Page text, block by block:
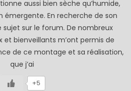
aussi bien sèche qu’humide,
émergente. En recherche de son
sujet sur le forum. De nombreux
et bienveillants m’ont permis de
de ce montage et sa réalisation,
que j’ai
+5